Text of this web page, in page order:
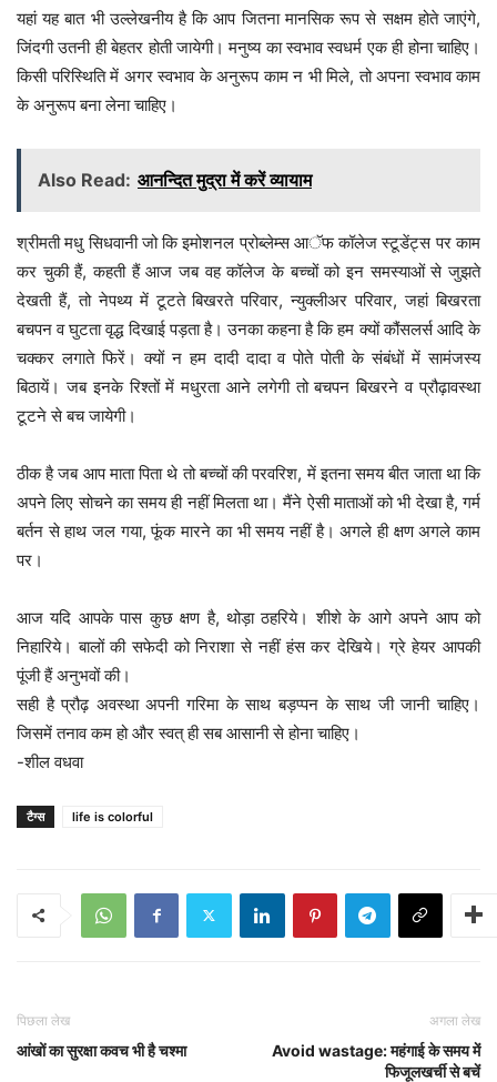
यहां यह बात भी उल्लेखनीय है कि आप जितना मानसिक रूप से सक्षम होते जाएंगे,
जिंदगी उतनी ही बेहतर होती जायेगी। मनुष्य का स्वभाव स्वधर्म एक ही होना चाहिए।
किसी परिस्थिति में अगर स्वभाव के अनुरूप काम न भी मिले, तो अपना स्वभाव काम
के अनुरूप बना लेना चाहिए।
Also Read: आनन्दित मुद्रा में करें व्यायाम
श्रीमती मधु सिधवानी जो कि इमोशनल प्रोब्लेम्स आॅफ कॉलेज स्टूडेंट्स पर काम
कर चुकी हैं, कहती हैं आज जब वह कॉलेज के बच्चों को इन समस्याओं से जुझते
देखती हैं, तो नेपथ्य में टूटते बिखरते परिवार, न्युक्लीअर परिवार, जहां बिखरता
बचपन व घुटता वृद्ध दिखाई पड़ता है। उनका कहना है कि हम क्यों कौंसलर्स आदि के
चक्कर लगाते फिरें। क्यों न हम दादी दादा व पोते पोती के संबंधों में सामंजस्य
बिठायें। जब इनके रिश्तों में मधुरता आने लगेगी तो बचपन बिखरने व प्रौढ़ावस्था
टूटने से बच जायेगी।
ठीक है जब आप माता पिता थे तो बच्चों की परवरिश, में इतना समय बीत जाता था कि
अपने लिए सोचने का समय ही नहीं मिलता था। मैंने ऐसी माताओं को भी देखा है, गर्म
बर्तन से हाथ जल गया, फूंक मारने का भी समय नहीं है। अगले ही क्षण अगले काम
पर।
आज यदि आपके पास कुछ क्षण है, थोड़ा ठहरिये। शीशे के आगे अपने आप को
निहारिये। बालों की सफेदी को निराशा से नहीं हंस कर देखिये। ग्रे हेयर आपकी
पूंजी हैं अनुभवों की।
सही है प्रौढ़ अवस्था अपनी गरिमा के साथ बड़प्पन के साथ जी जानी चाहिए।
जिसमें तनाव कम हो और स्वत् ही सब आसानी से होना चाहिए।
-शील वधवा
टैग्स life is colorful
पिछला लेख
आंखों का सुरक्षा कवच भी है चश्मा
अगला लेख
Avoid wastage: महंगाई के समय में
फिजूलखर्ची से बचें